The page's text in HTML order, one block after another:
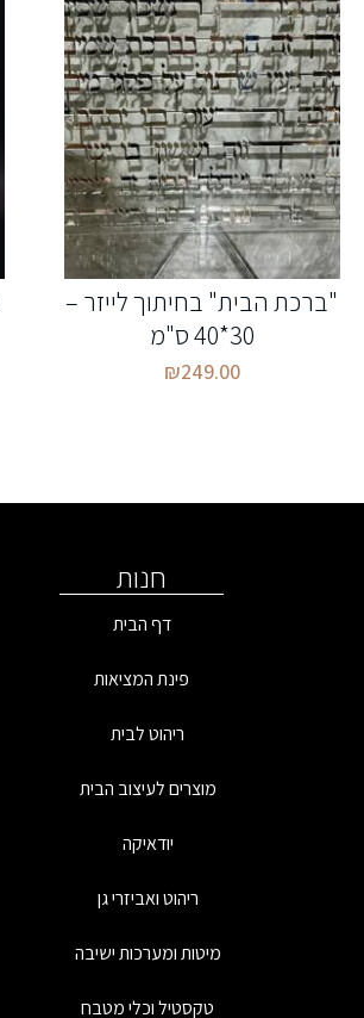
"ברכת הבית" בחיתוך לייזר –
30*40 ס"מ
₪249.00
חנות
דף הבית
פינת המציאות
ריהוט לבית
מוצרים לעיצוב הבית
יודאיקה
ריהוט ואביזרי גן
מיטות ומערכות ישיבה
טקסטיל וכלי מטבח